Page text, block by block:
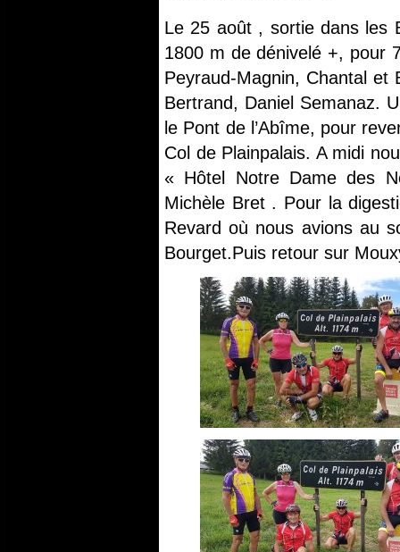
Le 25 août , sortie dans les
1800 m de dénivelé +, pour
Peyraud-Magnin, Chantal et
Bertrand, Daniel Semanaz.
le Pont de l’Abîme, pour
Col de Plainpalais. A midi
« Hôtel Notre Dame des
Michèle Bret . Pour la
Revard où nous avions au
Bourget.Puis retour sur